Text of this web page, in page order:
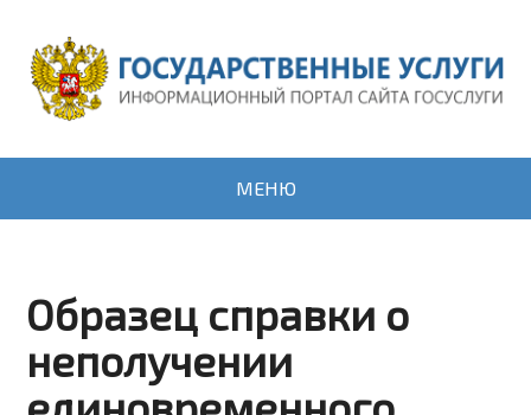
МЕНЮ
Образец справки о
неполучении